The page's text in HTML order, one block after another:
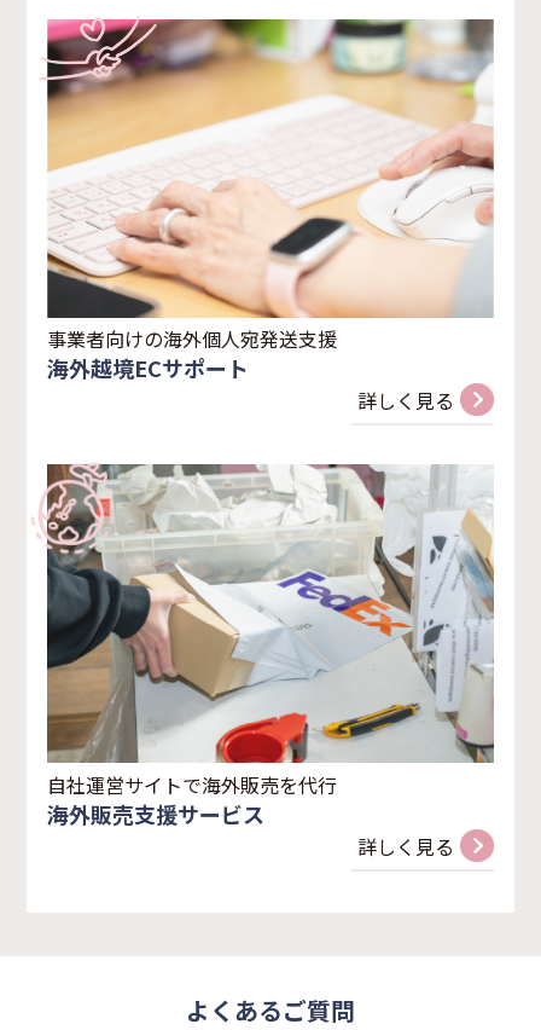
事業者向けの海外個人宛発送支援
海外越境ECサポート
詳しく見る
自社運営サイトで海外販売を代行
海外販売支援サービス
詳しく見る
よくあるご質問